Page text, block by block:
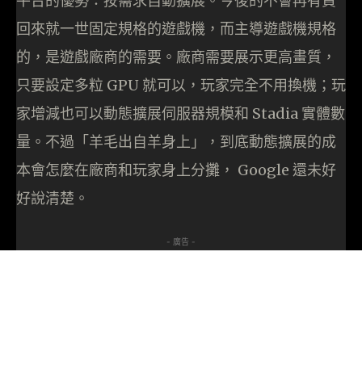
回來就一世固定規格的遊戲機，而主導遊戲機規格
的，是遊戲廠商的需要。廠商需要展示更高畫質，
只要設定多粒 GPU 就可以，玩家完全不用換機；玩
家增減也可以動態擴展伺服器規模和 Stadia 實體數
量。不過「羊毛出自羊身上」，到底動態擴展的成
本會怎麼在廠商和玩家身上分攤， Google 還未好
好說清楚。
- 廣告 -